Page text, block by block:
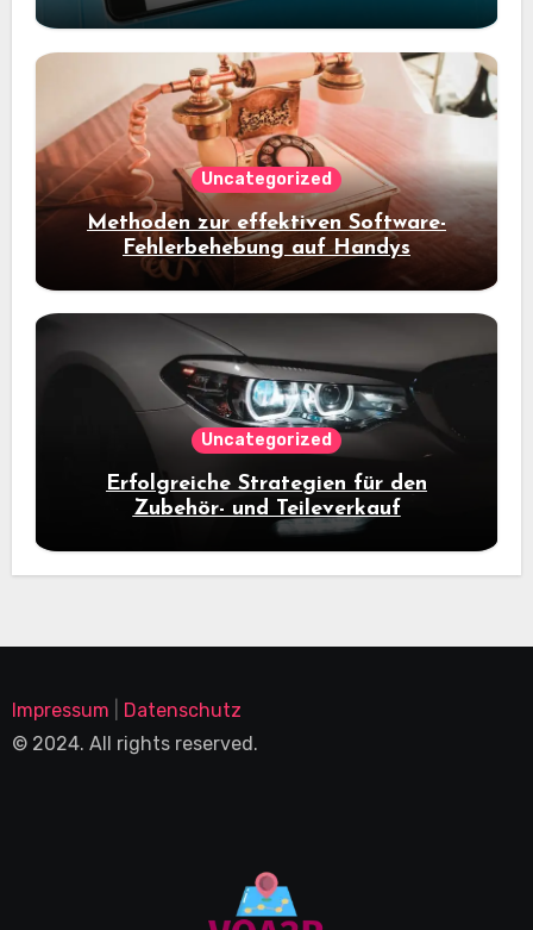
Uncategorized
Methoden zur effektiven Software-
Fehlerbehebung auf Handys
Uncategorized
Erfolgreiche Strategien für den
Zubehör- und Teileverkauf
Impressum
Datenschutz
© 2024. All rights reserved.